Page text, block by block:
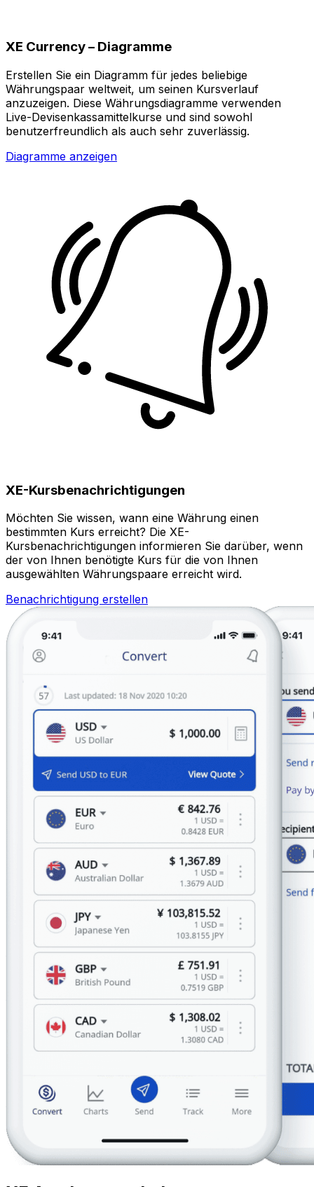
XE Currency – Diagramme
Erstellen Sie ein Diagramm für jedes beliebige
Währungspaar weltweit, um seinen Kursverlauf
anzuzeigen. Diese Währungsdiagramme verwenden
Live-Devisenkassamittelkurse und sind sowohl
benutzerfreundlich als auch sehr zuverlässig.
Diagramme anzeigen
XE-Kursbenachrichtigungen
Möchten Sie wissen, wann eine Währung einen
bestimmten Kurs erreicht? Die XE-
Kursbenachrichtigungen informieren Sie darüber, wenn
der von Ihnen benötigte Kurs für die von Ihnen
ausgewählten Währungspaare erreicht wird.
Benachrichtigung erstellen